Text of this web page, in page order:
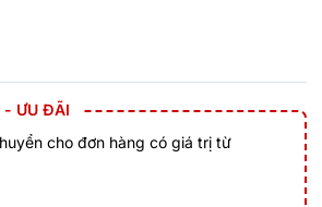
- ƯU ĐÃI
cho đơn hàng có giá trị từ